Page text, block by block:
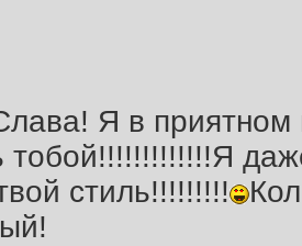
Я в
тобой!!!!!!!!!!!!!Я
стиль!!!!!!!!!